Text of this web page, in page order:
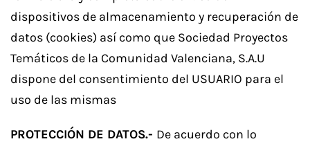
dispositivos de almacenamiento y recuperación de
datos (cookies) así como que Sociedad Proyectos
Temáticos de la Comunidad Valenciana, S.A.U
dispone del consentimiento del USUARIO para el
uso de las mismas
PROTECCIÓN DE DATOS.- De acuerdo con lo